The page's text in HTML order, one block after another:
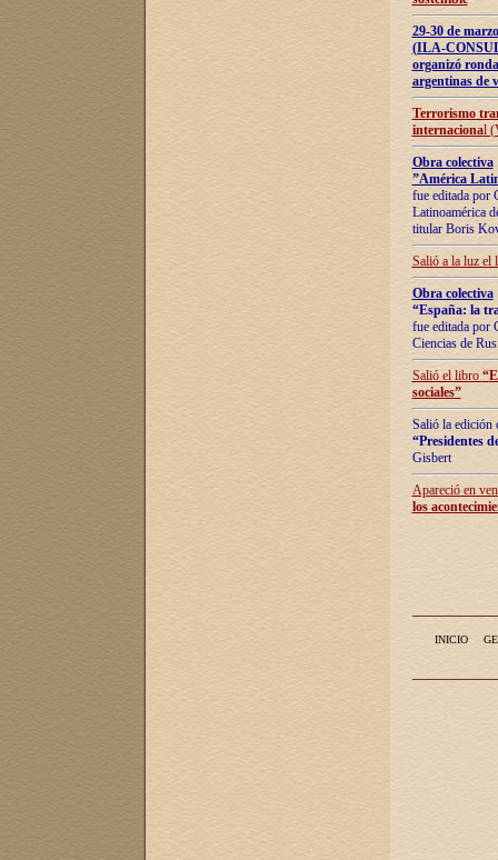
29-30 de
(ILA-
organizó
argentinas de
Terrorismo
internacional
Obra colectiva
”América
fue editada por
Latinoamérica
titular Boris
Salió a la luz el
Obra colectiva
“España: la
fue editada por
Ciencias de
Salió el libro “
sociales”
Salió la edición
“Presidentes
Gisbert
Apareció en
los
INICIO